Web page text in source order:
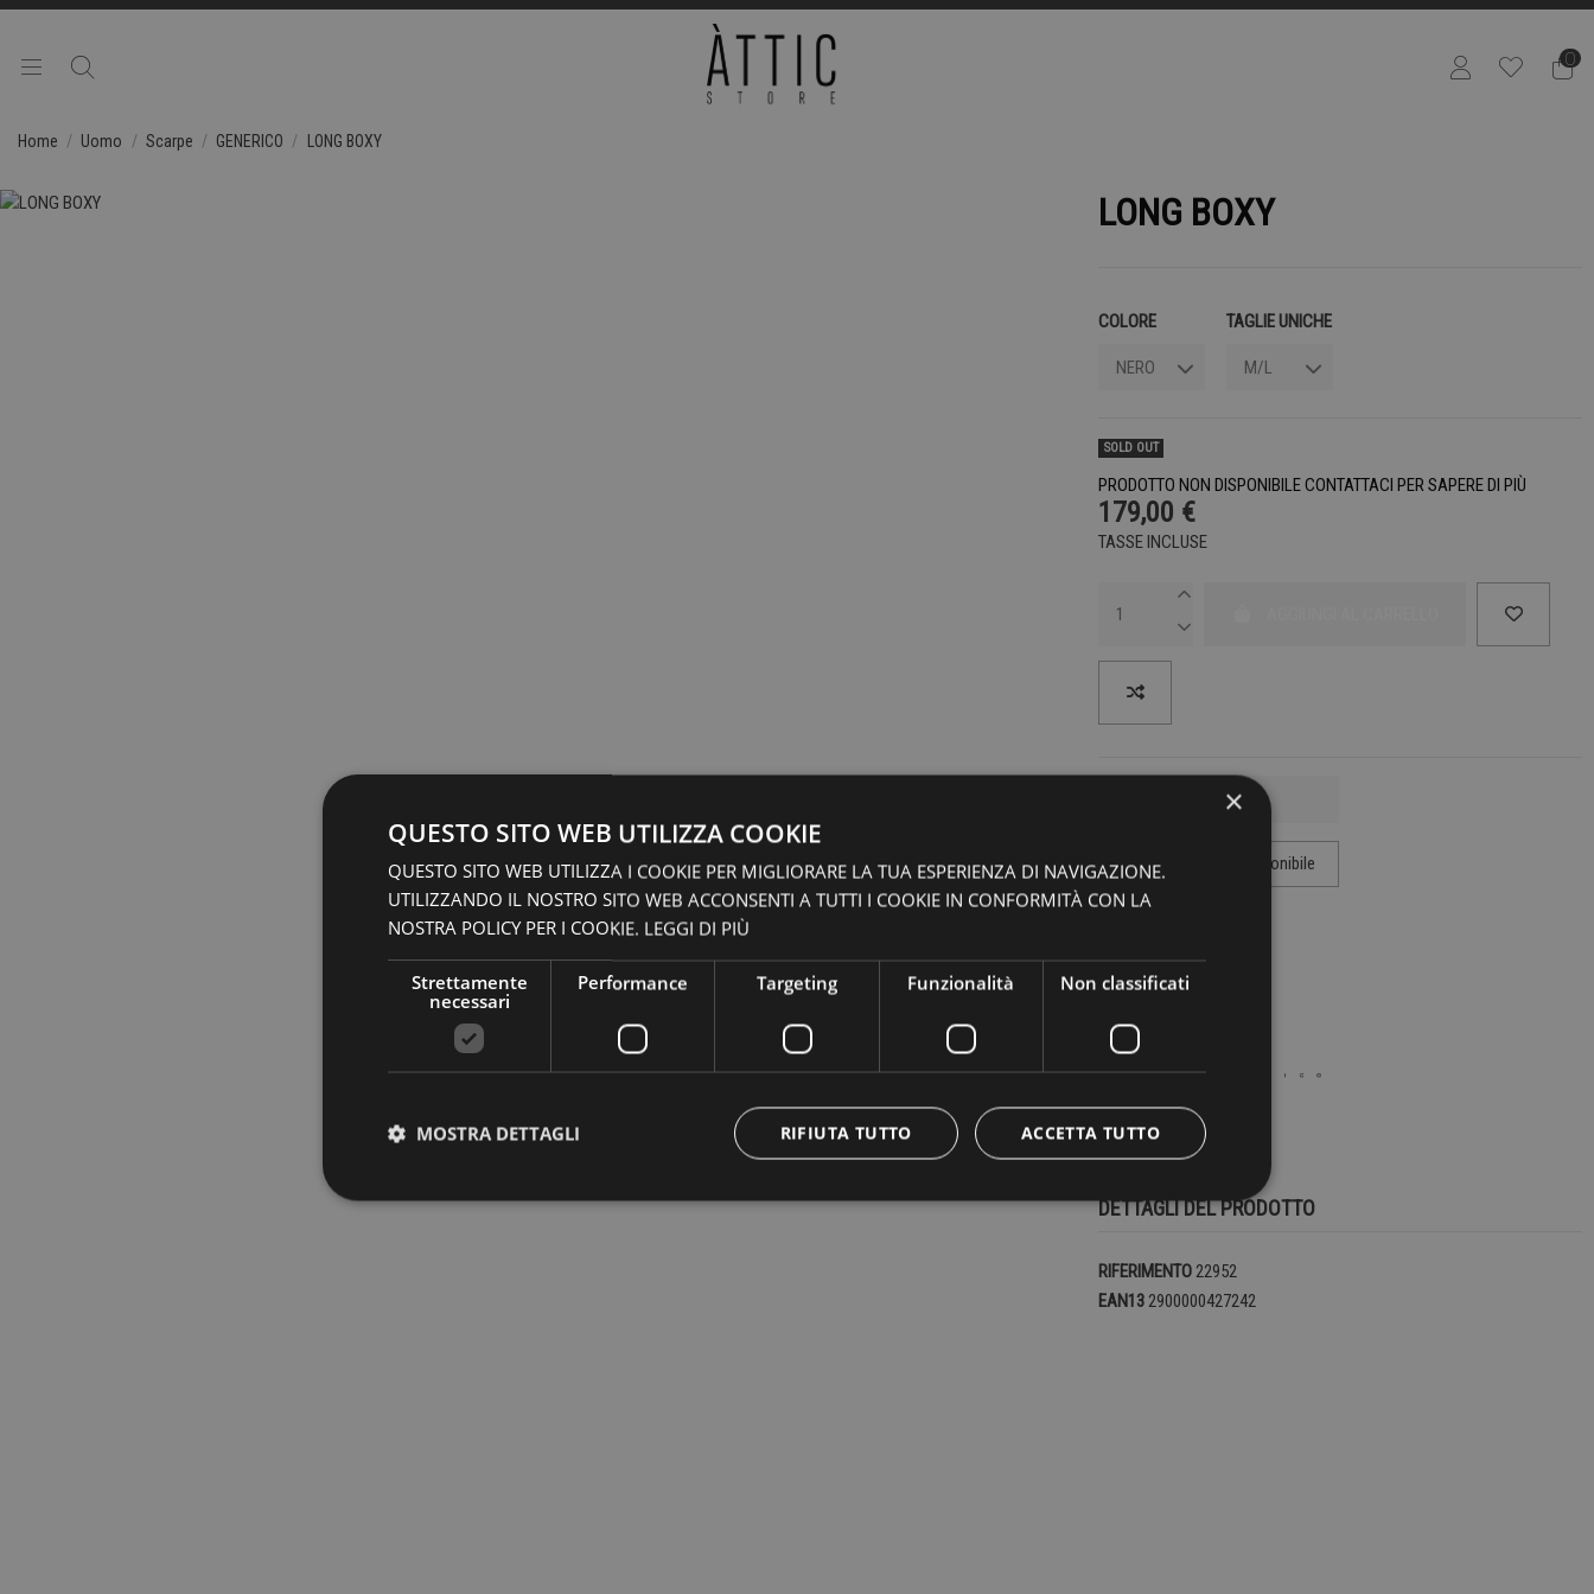
0
Home Uomo Scarpe GENERICO LONG BOXY
LONG BOXY
COLORE TAGLIE UNICHE
SOLD OUT
PRODOTTO NON DISPONIBILE CONTATTACI PER SAPERE DI PIÙ
179,00 €
TASSE INCLUSE
DETTAGLI DEL PRODOTTO
RIFERIMENTO22952
EAN132900000427242
×
QUESTO SITO WEB UTILIZZA COOKIE
QUESTO SITO WEB UTILIZZA I COOKIE PER MIGLIORARE LA TUA ESPERIENZA DI NAVIGAZIONE.
UTILIZZANDO IL NOSTRO SITO WEB ACCONSENTI A TUTTI I COOKIE IN CONFORMITÀ CON LA
NOSTRA POLICY PER I COOKIE. LEGGI DI PIÙ
Strettamente
necessari
Performance Targeting Funzionalità Non classificati
ACCETTA TUTTO
RIFIUTA TUTTO
MOSTRA DETTAGLI